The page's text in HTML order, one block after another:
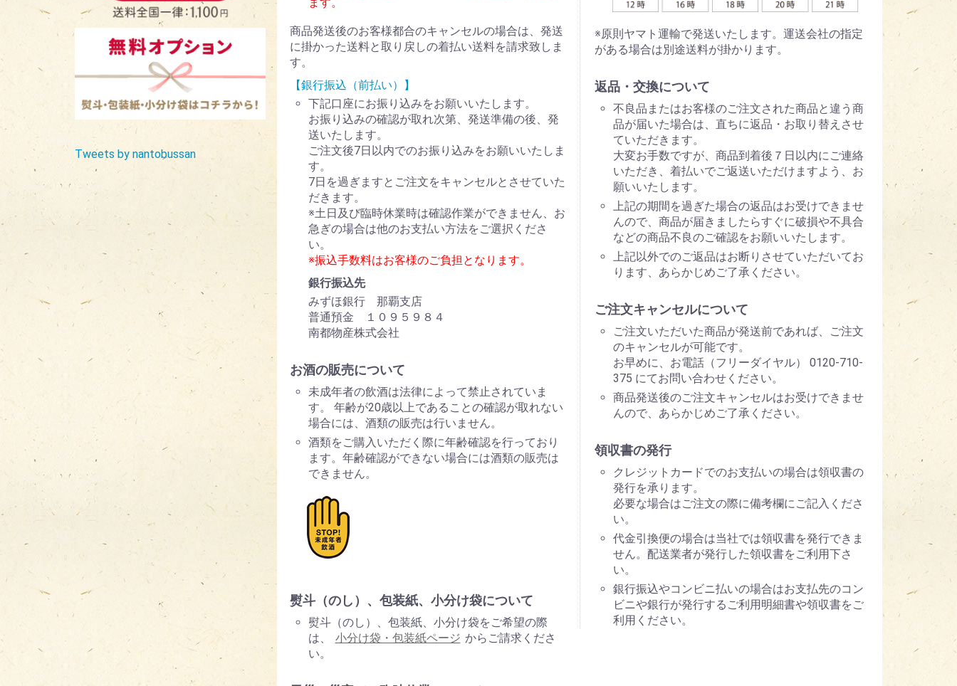
Tweets by nantobussan
商品発送後のお客様都合のキャンセルの場合は、発送
に掛かった送料と取り戻しの着払い送料を請求致しま
す。
【銀行振込（前払い）】
下記口座にお振り込みをお願いいたします。
お振り込みの確認が取れ次第、発送準備の後、発
送いたします。
ご注文後7日以内でのお振り込みをお願いいたしま
す。
7日を過ぎますとご注文をキャンセルとさせていた
だきます。
※土日及び臨時休業時は確認作業ができません、お
急ぎの場合は他のお支払い方法をご選択くださ
い。
※振込手数料はお客様のご負担となります。
銀行振込先
みずほ銀行 那覇支店
普通預金 １０９５９８４
南都物産株式会社
お酒の販売について
未成年者の飲酒は法律によって禁止されていま
す。 年齢が20歳以上であることの確認が取れない
場合には、酒類の販売は行いません。
酒類をご購入いただく際に年齢確認を行っており
ます。年齢確認ができない場合には酒類の販売は
できません。
熨斗（のし）、包装紙、小分け袋について
熨斗（のし）、包装紙、小分け袋をご希望の際
は、
小分け袋・包装紙ページ からご請求くださ
い。
※原則ヤマト運輸で発送いたします。運送会社の指定
がある場合は別途送料が掛かります。
返品・交換について
不良品またはお客様のご注文された商品と違う商
品が届いた場合は、直ちに返品・お取り替えさせ
ていただきます。
大変お手数ですが、商品到着後７日以内にご連絡
いただき、着払いでご返送いただけますよう、お
願いいたします。
上記の期間を過ぎた場合の返品はお受けできませ
んので、商品が届きましたらすぐに破損や不具合
などの商品不良のご確認をお願いいたします。
上記以外でのご返品はお断りさせていただいてお
ります、あらかじめご了承ください。
ご注文キャンセルについて
ご注文いただいた商品が発送前であれば、ご注文
のキャンセルが可能です。
お早めに、お電話（フリーダイヤル） 0120-710-
375 にてお問い合わせください。
商品発送後のご注文キャンセルはお受けできませ
んので、あらかじめご了承ください。
領収書の発行
クレジットカードでのお支払いの場合は領収書の
発行を承ります。
必要な場合はご注文の際に備考欄にご記入くださ
い。
代金引換便の場合は当社では領収書を発行できま
せん。配送業者が発行した領収書をご利用下さ
い。
銀行振込やコンビニ払いの場合はお支払先のコン
ビニや銀行が発行するご利用明細書や領収書をご
利用ください。